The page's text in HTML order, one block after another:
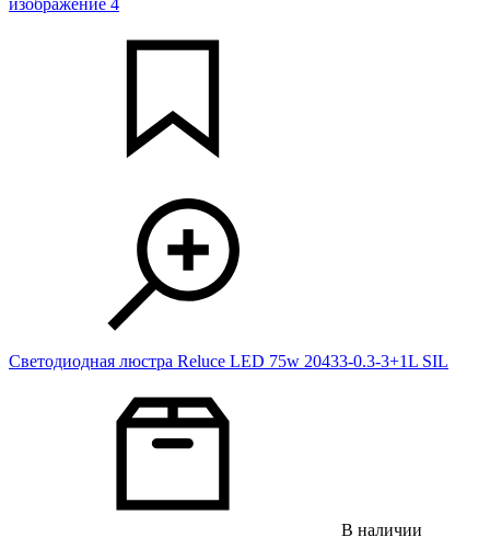
Светодиодная люстра Reluce LED 75w 20433-0.3-3+1L SIL
В наличии